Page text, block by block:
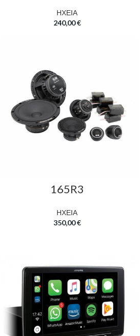
ΗΧΕΙΑ
240,00€
165R3
ΗΧΕΙΑ
350,00€